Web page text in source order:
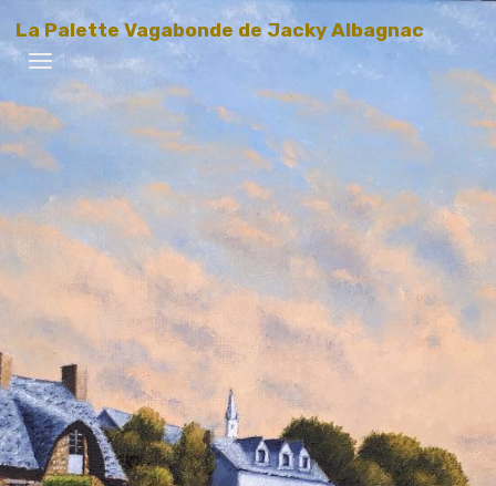
La Palette Vagabonde de Jacky Albagnac